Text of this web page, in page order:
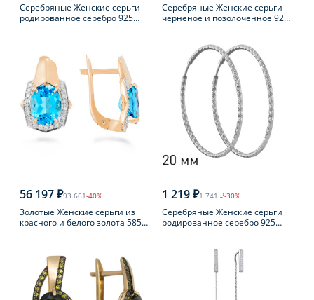
Серебряные Женские серьги
родированное серебро 925
Серебряные Женские серьги
черненое и позолоченное 925
56 197 ₽93 661-40%
Золотые Женские серьги из
красного и белого золота 585
1 219 ₽1 741 ₽-30%
Серебряные Женские серьги
родированное серебро 925